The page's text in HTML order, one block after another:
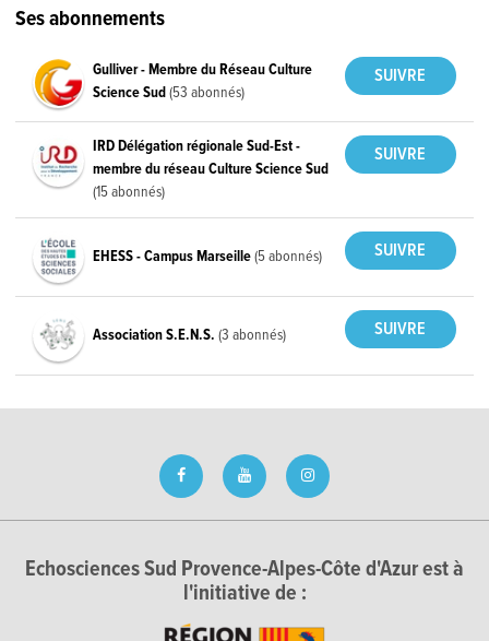
Ses abonnements
Gulliver - Membre du Réseau Culture
Science Sud(53 abonnés)
IRD Délégation régionale Sud-Est -
membre du réseau Culture Science Sud
(15 abonnés)
EHESS - Campus Marseille(5 abonnés)
Association S.E.N.S.(3 abonnés)
Echosciences Sud Provence-Alpes-Côte d'Azur est à
l'initiative de :